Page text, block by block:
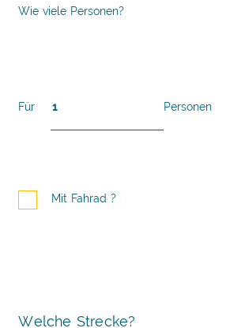
Wie viele Personen?
Für Personen
Mit Fahrad ?
Welche Strecke?